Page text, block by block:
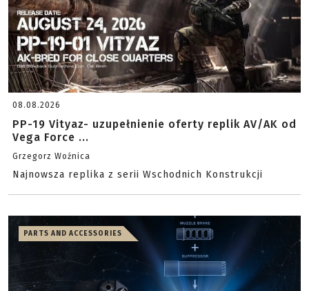
08.08.2026
PP-19 Vityaz- uzupełnienie oferty replik AV/AK od
Vega Force ...
Grzegorz Woźnica
Najnowsza replika z serii Wschodnich Konstrukcji
PARTS AND ACCESSORIES